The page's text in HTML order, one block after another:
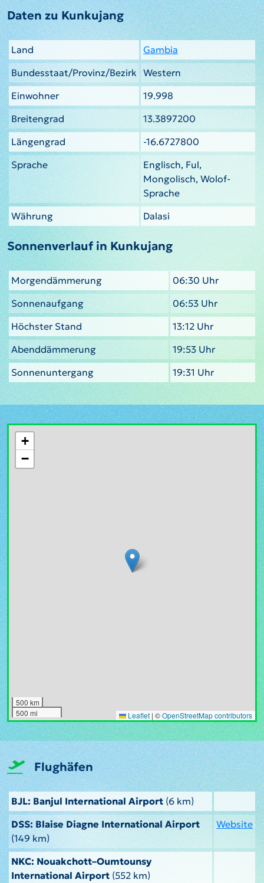
Daten zu Kunkujang
Land
Gambia
Bundesstaat/Provinz/Bezirk Western
Einwohner
19.998
Breitengrad
13.3897200
Längengrad
-16.6727800
Sprache
Englisch, Ful,
Mongolisch, Wolof-
Sprache
Währung
Dalasi
Sonnenverlauf in Kunkujang
Morgendämmerung
06:30 Uhr
Sonnenaufgang
06:53 Uhr
Höchster Stand
13:12 Uhr
Abenddämmerung
19:53 Uhr
Sonnenuntergang
19:31 Uhr
+
−
500 km
500 mi
Leaflet | ©OpenStreetMap contributors
Flughäfen
BJL: Banjul International Airport (6 km)
DSS: Blaise Diagne International Airport
(149 km)
Website
NKC: Nouakchott–Oumtounsy
International Airport (552 km)